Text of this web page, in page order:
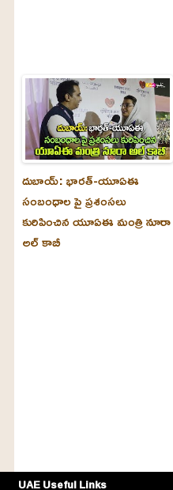
దుబాయ్‌: భారత్-యూఏఈ
సంబంధాల పై ప్రశంసలు
కురిపించిన యూఏఈ మంత్రి నూరా
అల్‌ కాబీ
UAE Useful Links